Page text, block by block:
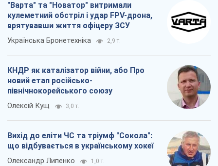
"Варта" та "Новатор" витримали
кулеметний обстріл і удар FPV-дрона,
врятувавши життя офіцеру ЗСУ
Українська Бронетехніка 2,9 т.
КНДР як каталізатор війни, або Про
новий етап російсько-
північнокорейського союзу
Олексій Кущ 3,0 т.
Вихід до еліти ЧС та тріумф "Сокола":
що відбувається в українському хокеї
Олександр Липенко 1,0 т.